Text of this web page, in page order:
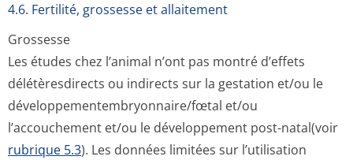
4.6. Fertilité, grossesse et allaitement
Grossesse
Les études chez l’animal n’ont pas montré d’effets
délétèresdirects ou indirects sur la gestation et/ou le
développementem­bryonnaire/fœtal et/ou
l’accouchement et/ou le développement post-natal(voir
rubrique 5.3). Les données limitées sur l’utilisation